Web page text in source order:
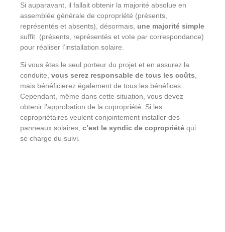
Si auparavant, il fallait obtenir la majorité absolue en
assemblée générale de copropriété (présents,
représentés et absents), désormais, une majorité simple
suffit (présents, représentés et vote par correspondance)
pour réaliser l’installation solaire.
Si vous êtes le seul porteur du projet et en assurez la
conduite, vous serez responsable de tous les coûts,
mais bénéficierez également de tous les bénéfices.
Cependant, même dans cette situation, vous devez
obtenir l’approbation de la copropriété. Si les
copropriétaires veulent conjointement installer des
panneaux solaires, c’est le syndic de copropriété qui
se charge du suivi.